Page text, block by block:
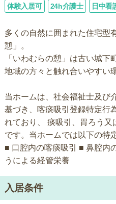
体験入居可 24h介護士 日中看
多くの自然に囲まれた住宅型
憩」。
「いわむらの憩」は古い城下
地域の方々と触れ合いやすい
当ホームは、社会福祉士及び
基づき、喀痰吸引登録特定行
れており、 痰吸引、胃ろう
です。当ホームでは以下の特
■ 口腔内の喀痰吸引 ■ 鼻腔内
うによる経管栄養
入居条件